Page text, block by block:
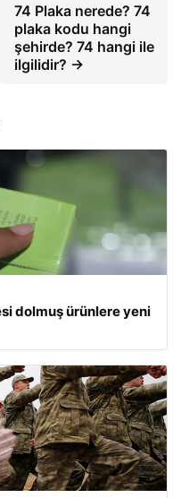
74 Plaka nerede? 74
plaka kodu hangi
şehirde? 74 hangi ile
ilgilidir? →
dolmuş ürünlere yeni